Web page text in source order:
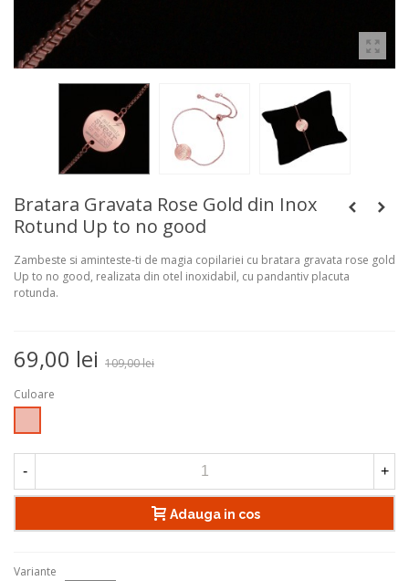
Bratara Gravata Rose Gold din Inox
Rotund Up to no good
Zambeste si aminteste-ti de magia copilariei cu bratara gravata rose gold
Up to no good, realizata din otel inoxidabil, cu pandantiv placuta
rotunda.
69,00 lei 109,00 lei
Culoare
Gold
- +
Adauga in cos
Variante